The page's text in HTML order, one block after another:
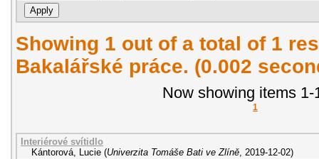
Showing 1 out of a total of 1
Bakalářské práce. (0.002
Now showing items 1-
1
Interiérové svítidlo
Kántorová, Lucie (Univerzita Tomáše Bati ve Zlíně, 2019-12-02)